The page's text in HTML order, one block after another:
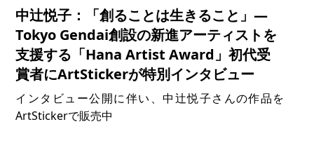
中辻悦子：「創ることは生きること」—
Tokyo Gendai創設の新進アーティストを
支援する「Hana Artist Award」初代受
賞者にArtStickerが特別インタビュー
インタビュー公開に伴い、中辻悦子さんの作品を
ArtStickerで販売中